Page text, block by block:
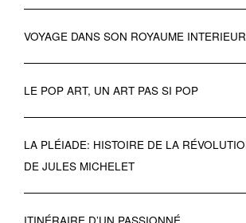
VOYAGE DANS SON ROYAUME INTERIEUR
LE POP ART, UN ART PAS SI POP
LA PLÉIADE: HISTOIRE DE LA
DE JULES MICHELET